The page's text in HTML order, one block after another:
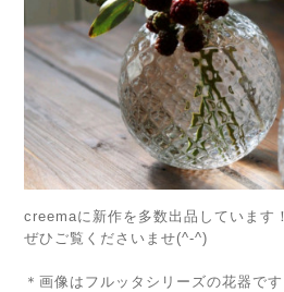
creemaに新作を多数出品しています！
ぜひご覧くださいませ(^-^)
＊画像はフルッタシリーズの花器です